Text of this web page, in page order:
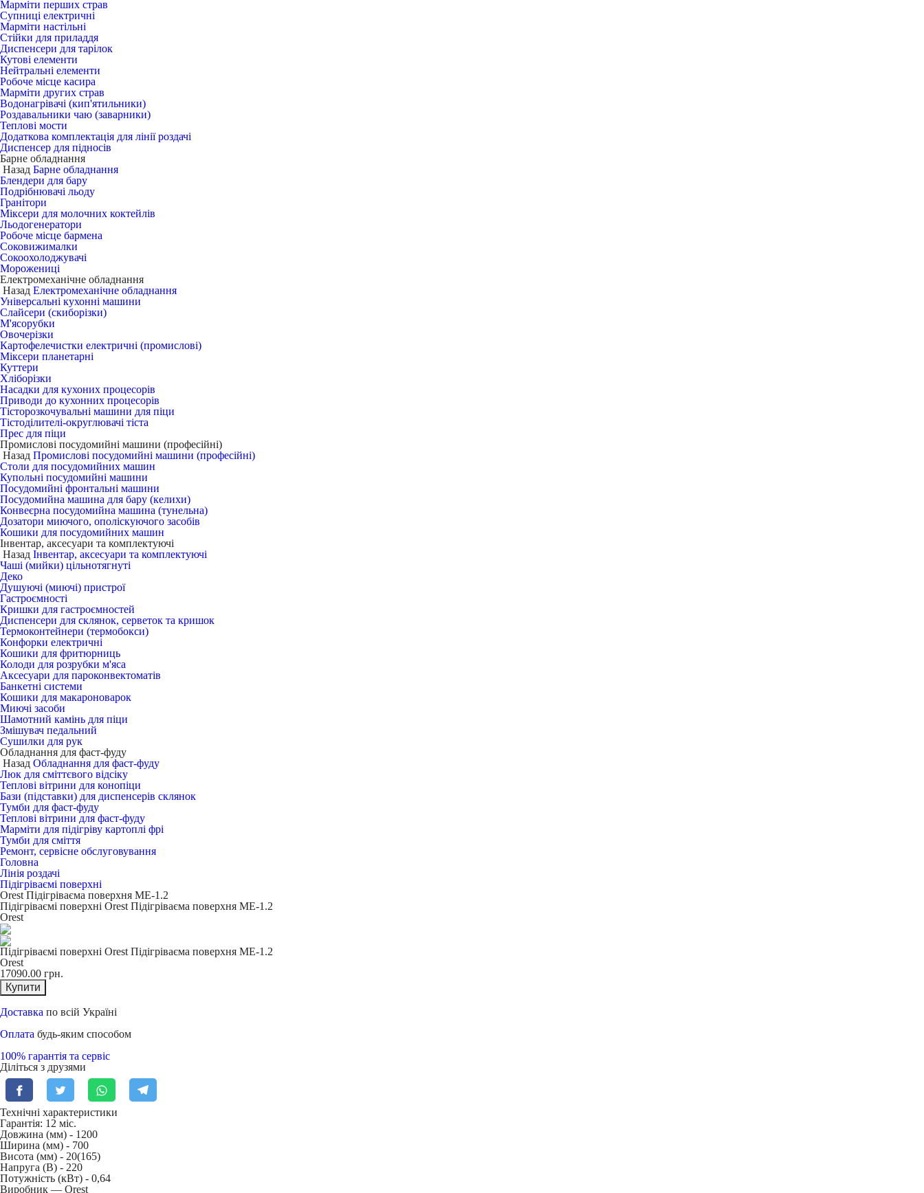
Марміти перших страв
Супниці електричні
Марміти настільні
Стійки для приладдя
Диспенсери для тарілок
Кутові елементи
Нейтральні елементи
Робоче місце касира
Марміти других страв
Водонагрівачі (кип'ятильники)
Роздавальники чаю (заварники)
Теплові мости
Додаткова комплектація для лінії роздачі
Диспенсер для підносів
Барне обладнання
Назад Барне обладнання
Блендери для бару
Подрібнювачі льоду
Гранітори
Міксери для молочних коктейлів
Льодогенератори
Робоче місце бармена
Соковижималки
Сокоохолоджувачі
Морожениці
Електромеханічне обладнання
Назад Електромеханічне обладнання
Універсальні кухонні машини
Слайсери (скиборізки)
М'ясорубки
Овочерізки
Картофелечистки електричні (промислові)
Міксери планетарні
Куттери
Хліборізки
Насадки для кухоних процесорів
Приводи до кухонних процесорів
Тісторозкочувальні машини для піци
Тістоділителі-округлювачі тіста
Прес для піци
Промислові посудомийні машини (професійні)
Назад Промислові посудомийні машини (професійні)
Столи для посудомийних машин
Купольні посудомийні машини
Посудомийні фронтальні машини
Посудомийна машина для бару (келихи)
Конвеєрна посудомийна машина (тунельна)
Дозатори миючого, ополіскуючого засобів
Кошики для посудомийних машин
Інвентар, аксесуари та комплектуючі
Назад Інвентар, аксесуари та комплектуючі
Чаші (мийки) цільнотягнуті
Деко
Душуючі (миючі) пристрої
Гастроємності
Кришки для гастроємностей
Диспенсери для склянок, серветок та кришок
Термоконтейнери (термобокси)
Конфорки електричні
Кошики для фритюрниць
Колоди для розрубки м'яса
Аксесуари для пароконвектоматів
Банкетні системи
Кошики для макароноварок
Миючі засоби
Шамотний камінь для піци
Змішувач педальний
Сушилки для рук
Обладнання для фаст-фуду
Назад Обладнання для фаст-фуду
Люк для сміттєвого відсіку
Теплові вітрини для конопіци
Бази (підставки) для диспенсерів склянок
Тумби для фаст-фуду
Теплові вітрини для фаст-фуду
Марміти для підігріву картоплі фрі
Тумби для сміття
Ремонт, сервісне обслуговування
Головна
Лінія роздачі
Підігріваємі поверхні
Orest Підігріваєма поверхня ME-1.2
Підігріваємі поверхні Orest Підігріваєма поверхня ME-1.2
Orest
Підігріваємі поверхні Orest Підігріваєма поверхня ME-1.2
Orest
17090.00 грн.
Купити
Доставка по всій Україні
Оплата будь-яким способом
100% гарантія та сервіс
Діліться з друзями
Технічні характеристики
Гарантія: 12 міс.
Довжина (мм) - 1200
Ширина (мм) - 700
Висота (мм) - 20(165)
Напруга (В) - 220
Потужність (кВт) - 0,64
Виробник — Orest